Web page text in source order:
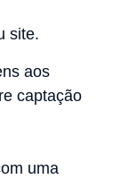
site.
aos
captação
uma